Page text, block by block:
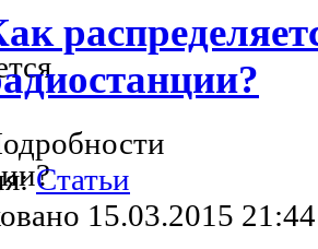
Статьи
15.03.2015 21:44